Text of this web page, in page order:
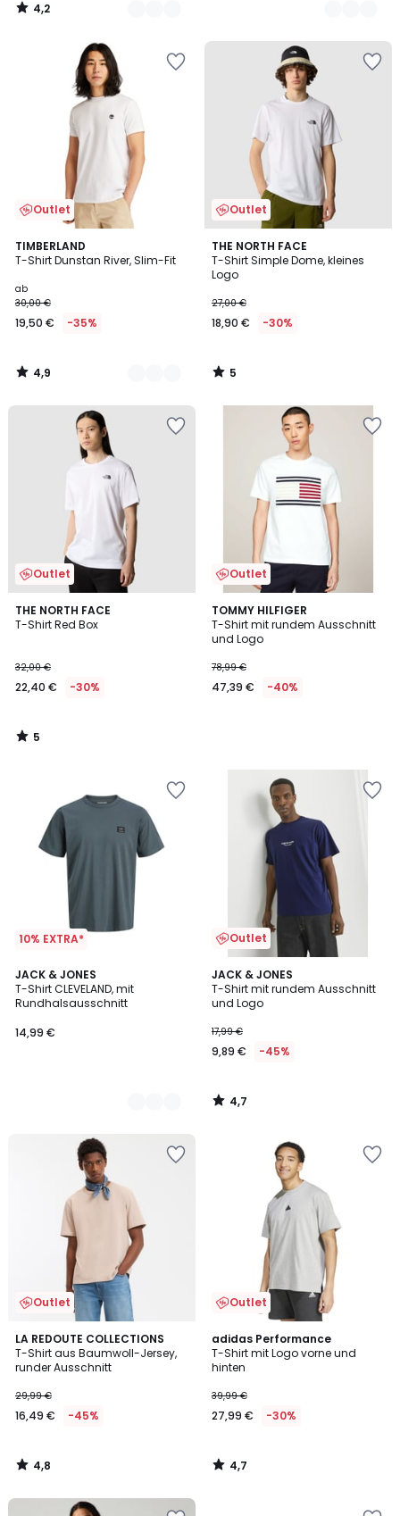
4,2
/
Outlet
TIMBERLAND
T-Shirt Dunstan River, Slim-Fit
ab
30,00 €
19,50 € -35%
4,9
/ 5
3
Farben
4,9
/
Outlet
THE NORTH FACE
T-Shirt Simple Dome, kleines
Logo
27,00 €
18,90 € -30%
5
/
5
5
/
Outlet
THE NORTH FACE
T-Shirt Red Box
32,00 €
22,40 € -30%
5
/
5
/
Outlet
TOMMY HILFIGER
T-Shirt mit rundem Ausschnitt
und Logo
78,99 €
47,39 € -40%
10% EXTRA*
JACK & JONES
T-Shirt CLEVELAND, mit
Rundhalsausschnitt
14,99 €
3
Farben
Outlet
JACK & JONES
T-Shirt mit rundem Ausschnitt
und Logo
17,99 €
9,89 € -45%
4,7
/ 5
4,7
/
Outlet
LA REDOUTE COLLECTIONS
T-Shirt aus Baumwoll-Jersey,
runder Ausschnitt
29,99 €
16,49 € -45%
4,8
/ 5
4,8
/
Outlet
adidas Performance
T-Shirt mit Logo vorne und
hinten
39,99 €
27,99 € -30%
4,7
/ 5
4,7
/